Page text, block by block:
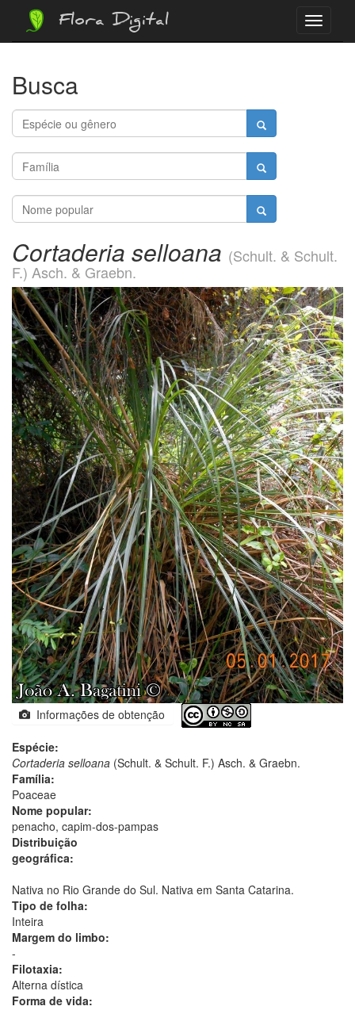
Menu
Flora Digital
Busca
Cortaderia selloana (Schult. & Schult.
F.) Asch. & Graebn.
Informações de obtenção
Espécie:
Cortaderia selloana (Schult. & Schult. F.) Asch. & Graebn.
Família:
Poaceae
Nome popular:
penacho, capim-dos-pampas
Distribuição
geográfica:
Nativa no Rio Grande do Sul. Nativa em Santa Catarina.
Tipo de folha:
Inteira
Margem do limbo:
-
Filotaxia:
Alterna dística
Forma de vida: